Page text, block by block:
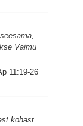
Vaimu
11:19-26
kohast